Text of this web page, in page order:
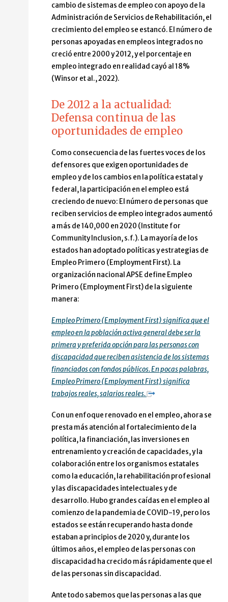
cambio de sistemas de empleo con apoyo de la
Administración de Servicios de Rehabilitación, el
crecimiento del empleo se estancó. El número de
personas apoyadas en empleos integrados no
creció entre 2000 y 2012, y el porcentaje en
empleo integrado en realidad cayó al 18%
(Winsor et al., 2022).
De 2012 a la actualidad:
Defensa continua de las
oportunidades de empleo
Como consecuencia de las fuertes voces de los
defensores que exigen oportunidades de
empleo y de los cambios en la política estatal y
federal, la participación en el empleo está
creciendo de nuevo: El número de personas que
reciben servicios de empleo integrados aumentó
a más de 140,000 en 2020 (Institute for
Community Inclusion, s.f.). La mayoría de los
estados han adoptado políticas y estrategias de
Empleo Primero (Employment First). La
organización nacional APSE define Empleo
Primero (Employment First) de la siguiente
manera:
Empleo Primero (Employment First) significa que el
empleo en la población activa general debe ser la
primera y preferida opción para las personas con
discapacidad que reciben asistencia de los sistemas
financiados con fondos públicos. En pocas palabras,
Empleo Primero (Employment First) significa
trabajos reales, salarios reales.
Con un enfoque renovado en el empleo, ahora se
presta más atención al fortalecimiento de la
política, la financiación, las inversiones en
entrenamiento y creación de capacidades, y la
colaboración entre los organismos estatales
como la educación, la rehabilitación profesional
y las discapacidades intelectuales y de
desarrollo. Hubo grandes caídas en el empleo al
comienzo de la pandemia de COVID-19, pero los
estados se están recuperando hasta donde
estaban a principios de 2020 y, durante los
últimos años, el empleo de las personas con
discapacidad ha crecido más rápidamente que el
de las personas sin discapacidad.
Ante todo sabemos que las personas a las que